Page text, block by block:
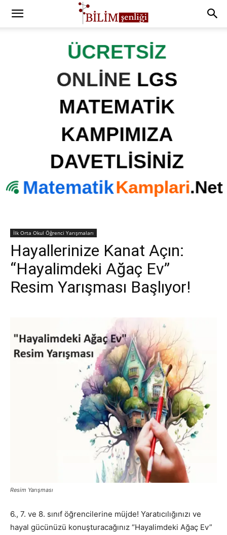
İlk Orta Okul Öğrenci Yarışmaları
Hayallerinize Kanat Açın:
“Hayalimdeki Ağaç Ev”
Resim Yarışması Başlıyor!
Resim Yarışması
6., 7. ve 8. sınıf öğrencilerine müjde! Yaratıcılığınızı ve
hayal gücünüzü konuşturacağınız “Hayalimdeki Ağaç Ev”